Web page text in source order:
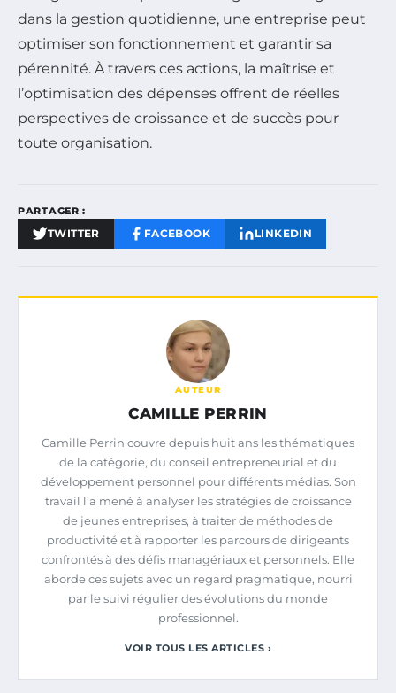
dans la gestion quotidienne, une entreprise peut
optimiser son fonctionnement et garantir sa
pérennité. À travers ces actions, la maîtrise et
l’optimisation des dépenses offrent de réelles
perspectives de croissance et de succès pour
toute organisation.
PARTAGER :
TWITTER FACEBOOK LINKEDIN
AUTEUR
CAMILLE PERRIN
Camille Perrin couvre depuis huit ans les thématiques
de la catégorie, du conseil entrepreneurial et du
développement personnel pour différents médias. Son
travail l’a mené à analyser les stratégies de croissance
de jeunes entreprises, à traiter de méthodes de
productivité et à rapporter les parcours de dirigeants
confrontés à des défis managériaux et personnels. Elle
aborde ces sujets avec un regard pragmatique, nourri
par le suivi régulier des évolutions du monde
professionnel.
VOIR TOUS LES ARTICLES ›